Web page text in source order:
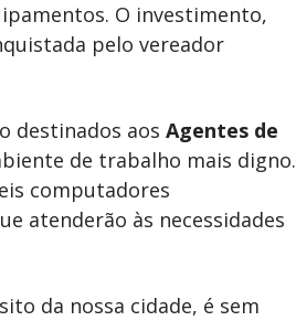
O investimento,
pelo vereador
destinados aos Agentes de
de trabalho mais digno.
computadores
atenderão às necessidades
da nossa cidade, é sem